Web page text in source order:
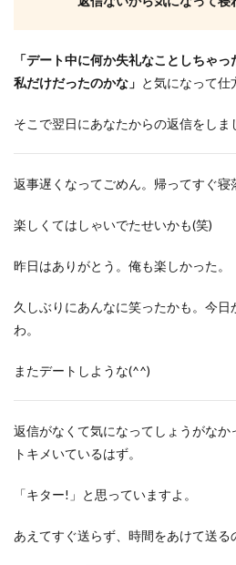
「デート中に何か失礼なことしちゃ
私だけだったのかな」 と気になって仕
そこで翌日にあなたからの返信をしま
返事遅くなってごめん。帰ってすぐ寝
楽しくてはしゃいでたせいかも(笑)
昨日はありがとう。俺も楽しかった。
久しぶりにあんなに笑ったかも。今
わ。
またデートしような(^^)
返信がなくて気になってしょうがな
トキメいているはず。
「キター!」と思っていますよ。
あえてすぐ送らず、時間をあけて送る